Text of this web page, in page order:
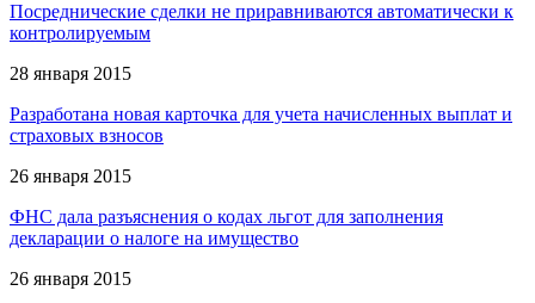
Посреднические сделки не приравниваются автоматически к
контролируемым
28 января 2015
Разработана новая карточка для учета начисленных выплат и
страховых взносов
26 января 2015
ФНС дала разъяснения о кодах льгот для заполнения
декларации о налоге на имущество
26 января 2015